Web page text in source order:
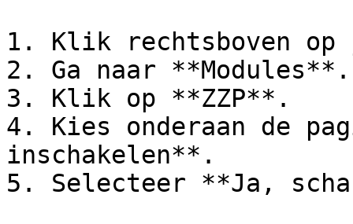
1. Klik rechtsboven op
2. Ga naar **Modules**.
3. Klik op **ZZP**.
4. Kies onderaan de
inschakelen**.
5. Selecteer **Ja,